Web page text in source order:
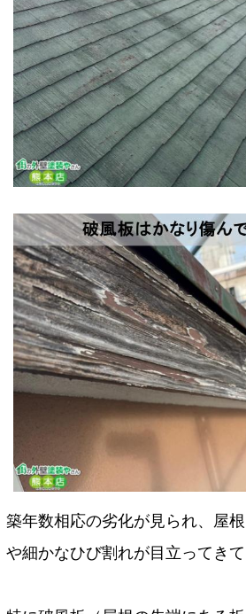
築年数相応の劣化が見られ、屋
や細かなひび割れが目立ってきて